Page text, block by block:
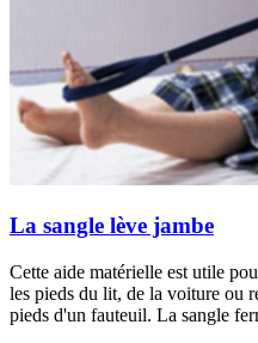
La sangle lève jambe
Cette aide matérielle est utile
les pieds du lit, de la voiture ou
pieds d'un fauteuil. La sangle